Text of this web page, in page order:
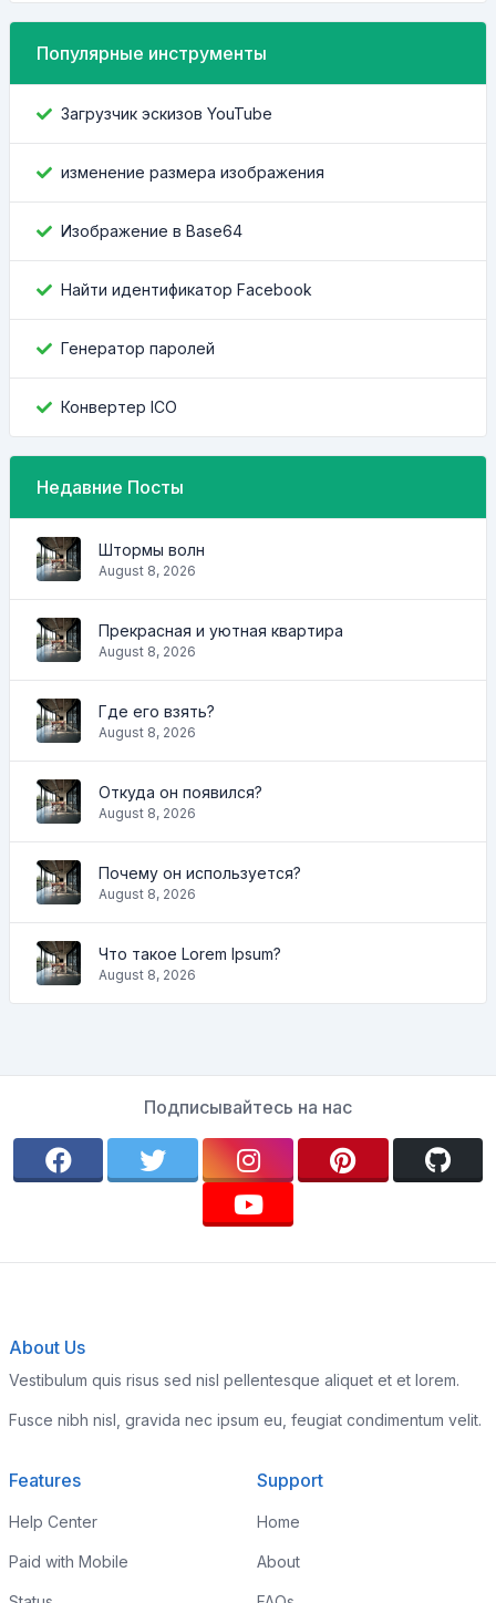
Популярные инструменты
Загрузчик эскизов YouTube
изменение размера изображения
Изображение в Base64
Найти идентификатор Facebook
Генератор паролей
Конвертер ICO
Недавние Посты
Штормы волн
August 8, 2026
Прекрасная и уютная квартира
August 8, 2026
Где его взять?
August 8, 2026
Откуда он появился?
August 8, 2026
Почему он используется?
August 8, 2026
Что такое Lorem Ipsum?
August 8, 2026
Подписывайтесь на нас
About Us
Vestibulum quis risus sed nisl pellentesque aliquet et et lorem.
Fusce nibh nisl, gravida nec ipsum eu, feugiat condimentum velit.
Features
Help Center
Paid with Mobile
Support
Home
About